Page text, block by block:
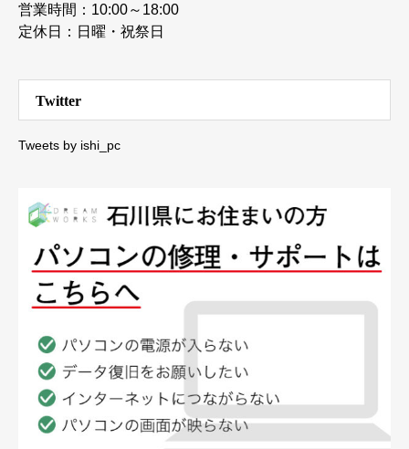
営業時間：10:00～18:00
定休日：日曜・祝祭日
Twitter
Tweets by ishi_pc